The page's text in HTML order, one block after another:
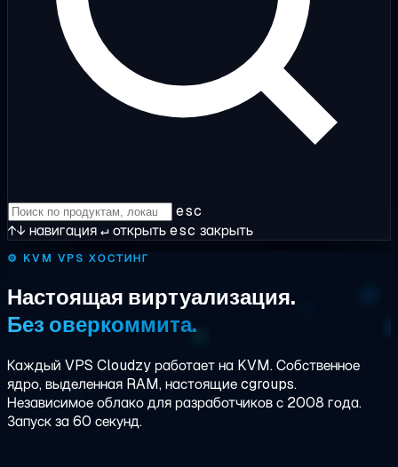
esc
↑↓ навигация↵открытьesc закрыть
⚙️ KVM VPS ХОСТИНГ
Настоящая виртуализация.
Без оверкоммита.
Каждый VPS Cloudzy работает на KVM. Собственное
ядро, выделенная RAM, настоящие cgroups.
Независимое облако для разработчиков с 2008 года.
Запуск за 60 секунд.